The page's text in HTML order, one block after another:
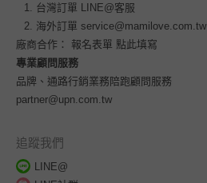
台灣訂單
LINE@客服
海外訂單 service@mamilove.com.tw
廠商合作： 報名表單 點此填寫
專業顧問服務
品牌、通路行銷業務陪跑顧問服務
partner@upn.com.tw
追蹤我們
LINE@